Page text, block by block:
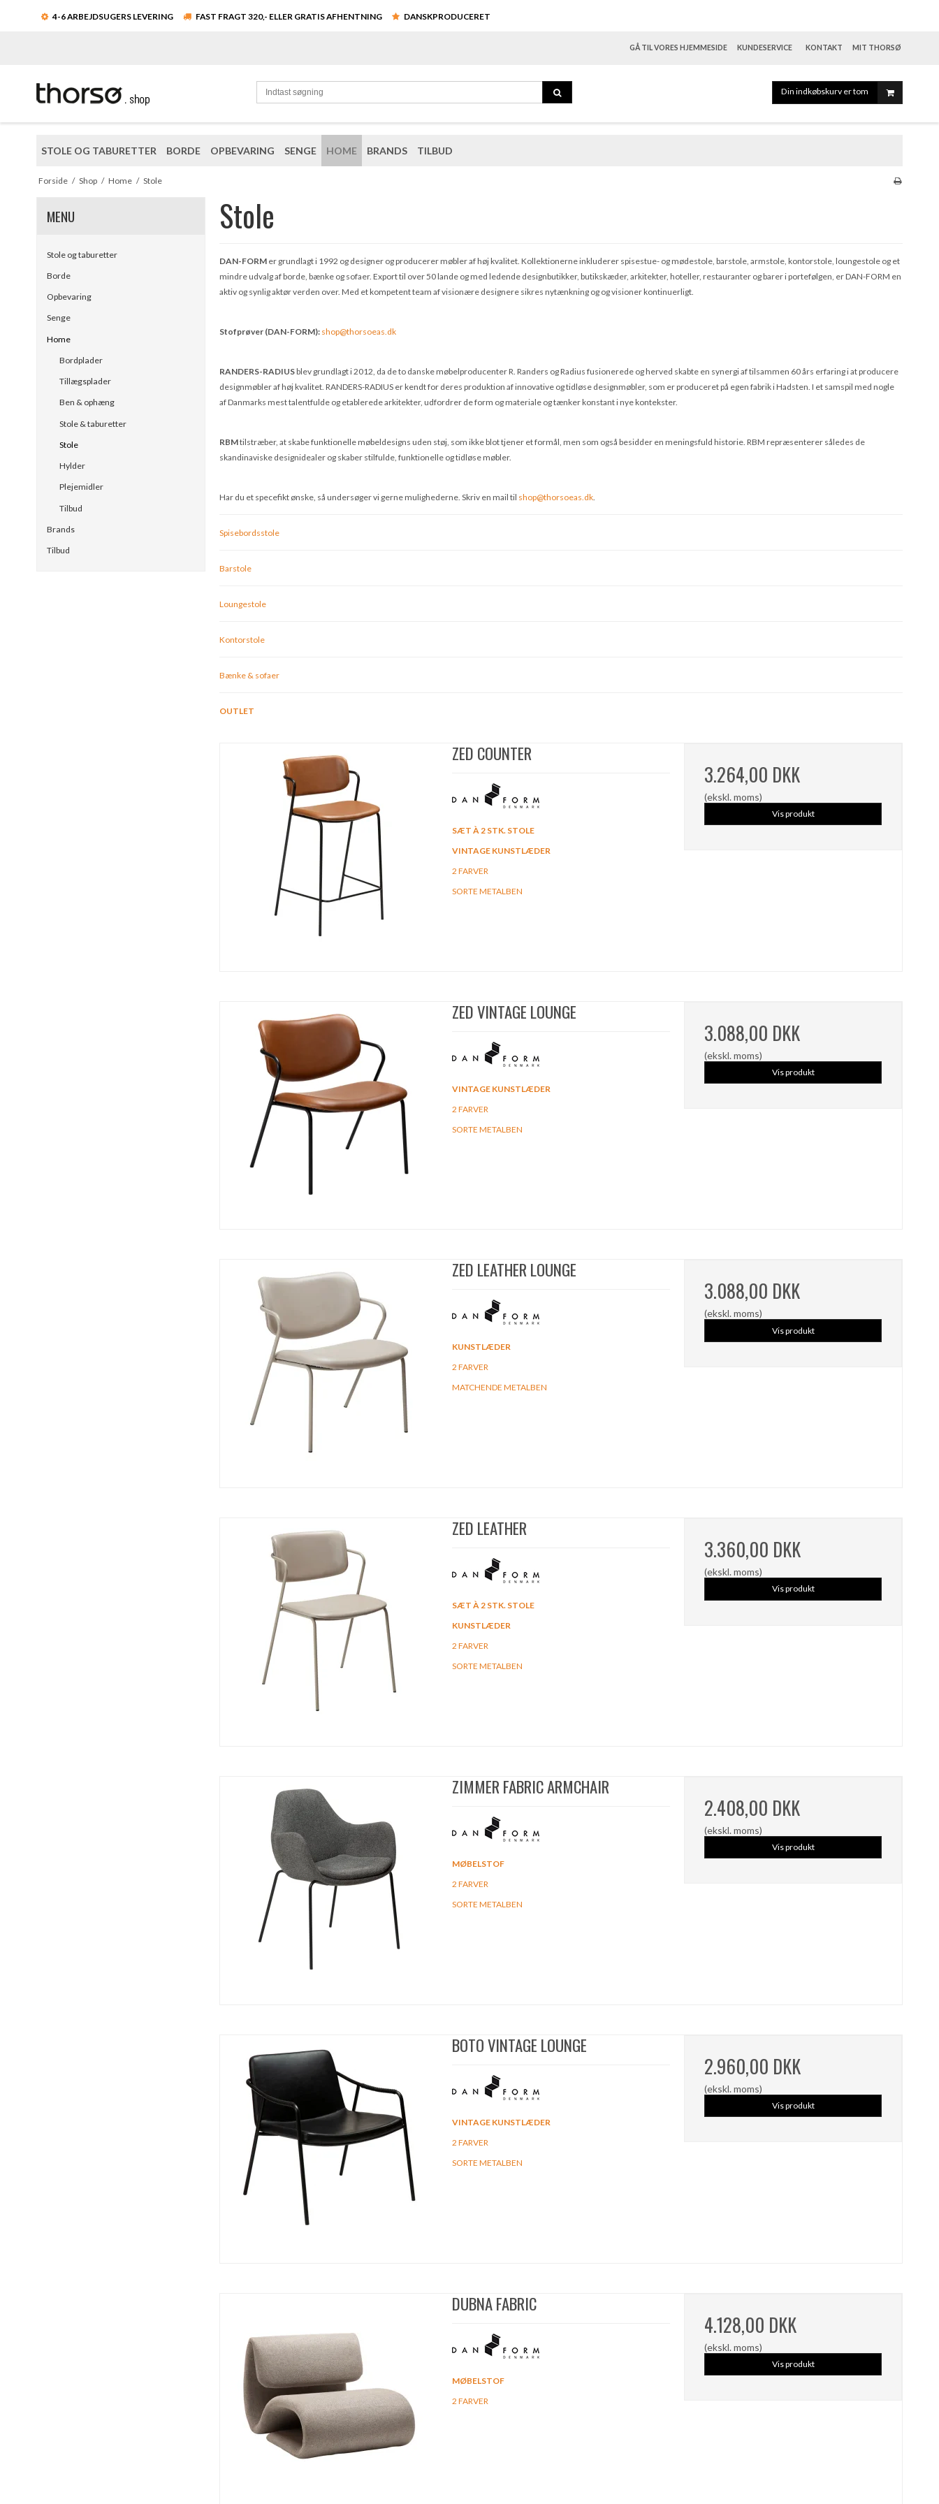
4-6 ARBEJDSUGERS LEVERING FAST FRAGT 320,- ELLER GRATIS AFHENTNING DANSKPRODUCERET
GÅ TIL VORES HJEMMESIDE KUNDESERVICE KONTAKT MIT THORSØ
Din indkøbskurv er tom
STOLE OG TABURETTER BORDE OPBEVARING SENGE HOME BRANDS TILBUD
Forside / Shop / Home / Stole
MENU
Stole og taburetter
Borde
Opbevaring
Senge
Home
Bordplader
Tillægsplader
Ben & ophæng
Stole & taburetter
Stole
Hylder
Plejemidler
Tilbud
Brands
Tilbud
Stole
DAN-FORM er grundlagt i 1992 og designer og producerer møbler af høj kvalitet. Kollektionerne inkluderer spisestue- og mødestole, barstole, armstole, kontorstole, loungestole og et
mindre udvalg af borde, bænke og sofaer. Export til over 50 lande og med ledende designbutikker, butikskæder, arkitekter, hoteller, restauranter og barer i portefølgen, er DAN-FORM en
aktiv og synlig aktør verden over. Med et kompetent team af visionære designere sikres nytænkning og og visioner kontinuerligt.
Stofprøver (DAN-FORM): shop@thorsoeas.dk
RANDERS-RADIUSblev grundlagt i 2012, da de to danske møbelproducenter R. Randers og Radius fusionerede og herved skabte en synergi af tilsammen 60 års erfaring i at producere
designmøbler af høj kvalitet. RANDERS-RADIUS er kendt for deres produktion af innovative og tidløse designmøbler, som er produceret på egen fabrik i Hadsten. I et samspil med nogle
af Danmarks mest talentfulde og etablerede arkitekter, udfordrer de form og materiale og tænker konstant i nye kontekster.
RBMtilstræber, at skabe funktionelle møbeldesigns uden støj, som ikke blot tjener et formål, men som også besidder en meningsfuld historie. RBM repræsenterer således de
skandinaviske designidealer og skaber stilfulde, funktionelle og tidløse møbler.
Har du et specefikt ønske, så undersøger vi gerne mulighederne. Skriv en mail til shop@thorsoeas.dk
Spisebordsstole
Barstole
Loungestole
Kontorstole
Bænke & sofaer
OUTLET
ZED COUNTER
SÆT À 2 STK. STOLE
VINTAGE KUNSTLÆDER
2 FARVER
SORTE METALBEN
3.264,00 DKK
(ekskl. moms)
Vis produkt
ZED VINTAGE LOUNGE
VINTAGE KUNSTLÆDER
2 FARVER
SORTE METALBEN
3.088,00 DKK
(ekskl. moms)
Vis produkt
ZED LEATHER LOUNGE
KUNSTLÆDER
2 FARVER
MATCHENDE METALBEN
3.088,00 DKK
(ekskl. moms)
Vis produkt
ZED LEATHER
SÆT À 2 STK. STOLE
KUNSTLÆDER
2 FARVER
SORTE METALBEN
3.360,00 DKK
(ekskl. moms)
Vis produkt
ZIMMER FABRIC ARMCHAIR
MØBELSTOF
2 FARVER
SORTE METALBEN
2.408,00 DKK
(ekskl. moms)
Vis produkt
BOTO VINTAGE LOUNGE
VINTAGE KUNSTLÆDER
2 FARVER
SORTE METALBEN
2.960,00 DKK
(ekskl. moms)
Vis produkt
DUBNA FABRIC
MØBELSTOF
2 FARVER
4.128,00 DKK
(ekskl. moms)
Vis produkt